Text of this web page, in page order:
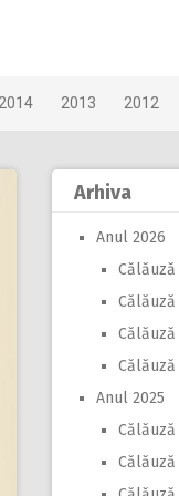
2013 2012
Arhiva
Anul 2026
Anul 2025